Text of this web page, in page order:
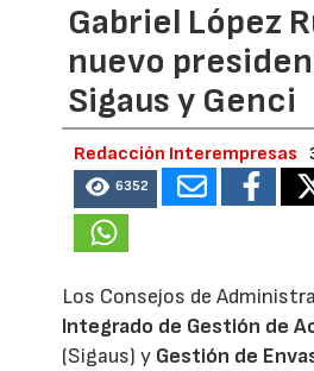
Gabriel López
nuevo
Sigaus y Genci
Redacción Interempresas
6352
Los Consejos de
Integrado de Gestión de
(Sigaus) y Gestión de